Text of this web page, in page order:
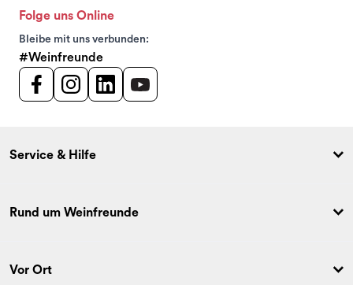
Folge uns Online
Bleibe mit uns verbunden:
#Weinfreunde
Service & Hilfe
Rund um Weinfreunde
Vor Ort